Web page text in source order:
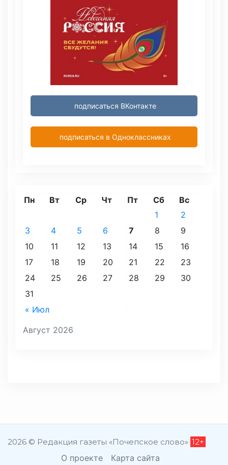
подписаться ВКонтакте
подписаться в Одноклассниках
Август 2026
Пн Вт Ср Чт Пт Сб Вс
« Июл
1
2
3
4 5 6 7 8
9
10
11 12 13 14 15
16
17
18 19 20 21 22
23
24
25 26 27 28 29
30
31
2026 © Редакция газеты «Почепское слово» 12+
О проекте Карта сайта